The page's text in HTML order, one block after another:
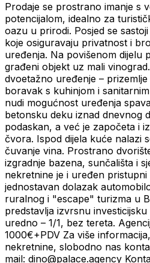
Prodaje se prostrano imanje s
potencijalom, idealno za
oazu u prirodi. Posjed se
koje osiguravaju privatnost i
uređenja. Na povišenom dijelu
građeni objekt uz mali
dvoetažno uređenje –
boravak s kuhinjom i
nudi mogućnost uređenja
betonsku deku iznad dnevnog
podaskan, a već je započeta i
čvora. Ispod dijela kuće nalazi
čuvanje vina. Prostrano
izgradnje bazena, sunčališta i
nekretnine je i uređen
jednostavan dolazak
ruralnog i "escape" turizma u
predstavlja izvrsnu
uredno – 1/1, bez tereta.
1000€+PDV Za više
nekretnine, slobodno nas
mail: dino@palace.agency